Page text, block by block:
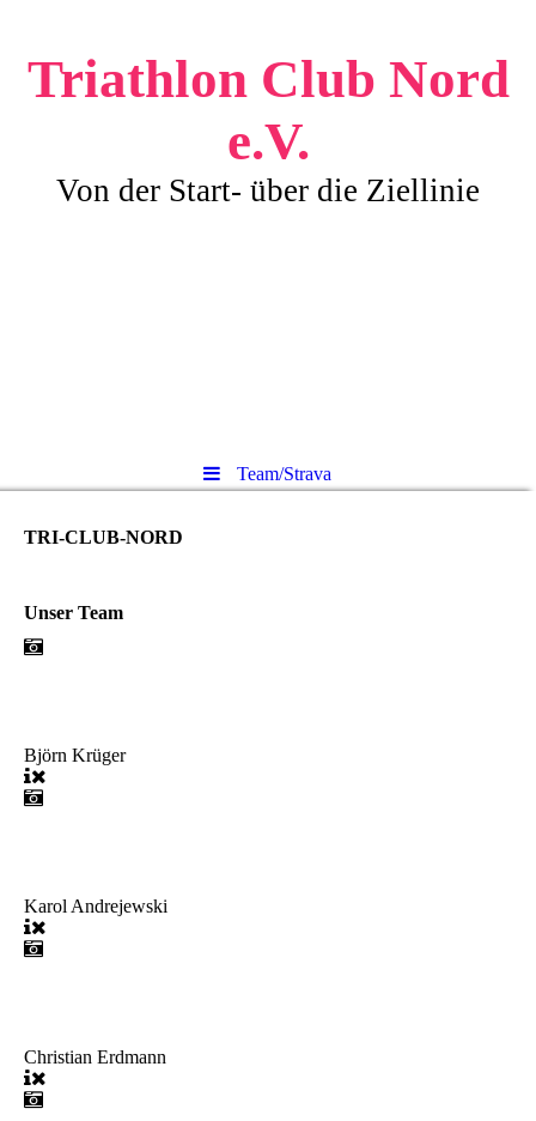
Triathlon Club Nord
e.V.
Von der Start- über die Ziellinie
Team/Strava
TRI-CLUB-NORD
Unser Team
Björn Krüger
Karol Andrejewski
Christian Erdmann